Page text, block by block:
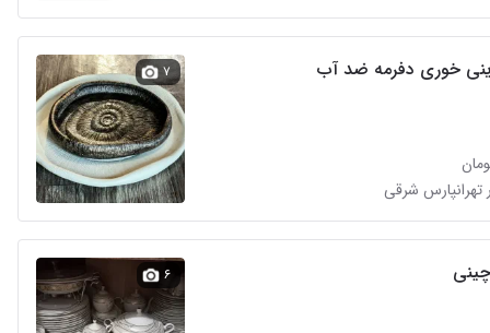
خوری دفرمه ضد آب
تهرانپارس شرقی
۷
۶